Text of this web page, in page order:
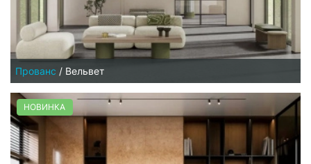
Прованс / Вельвет
НОВИНКА